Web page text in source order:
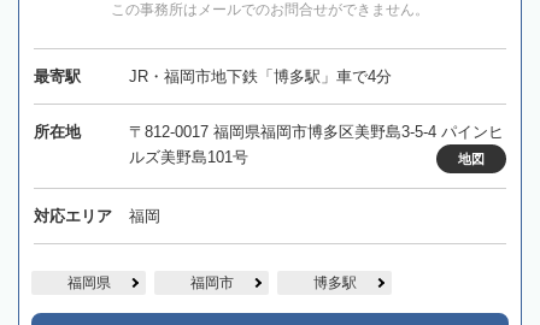
この事務所はメールでのお問合せができません。
最寄駅 JR・福岡市地下鉄「博多駅」車で4分
所在地
〒812-0017 福岡県福岡市博多区美野島3-5-4 パインヒ
ルズ美野島101号
地図
対応エリア 福岡
福岡県 福岡市 博多駅